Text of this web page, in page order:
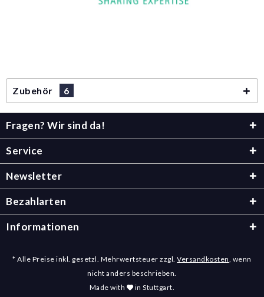
Zubehör 6
Fragen? Wir sind da!
Service
Newsletter
Bezahlarten
Informationen
* Alle Preise inkl. gesetzl. Mehrwertsteuer zzgl.Versandkosten , wenn
nicht anders beschrieben.
Made with
in Stuttgart.